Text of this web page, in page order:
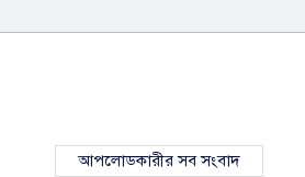
আপলোডকারীর সব সংবাদ